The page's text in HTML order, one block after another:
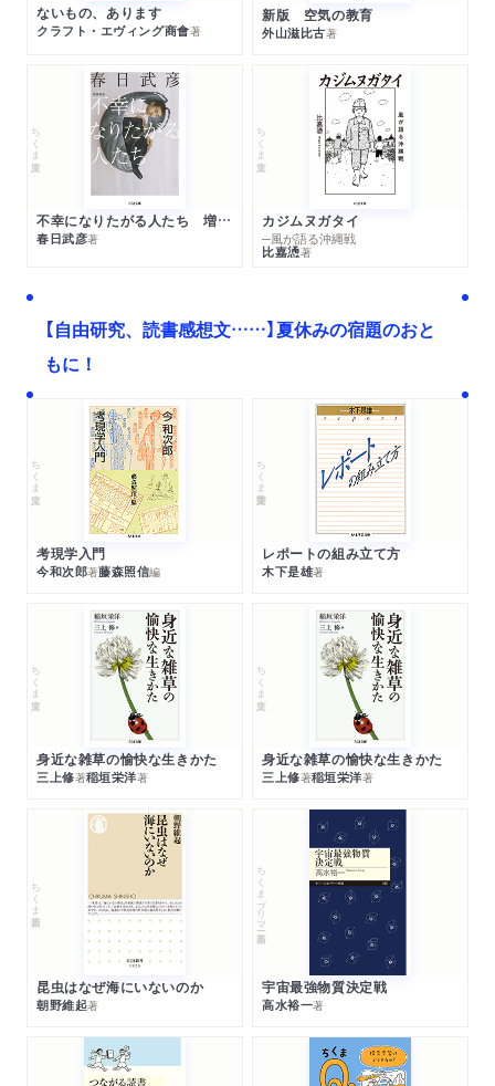
ないもの、あります
クラフト・エヴィング商會著
新版 空気の教育
外山滋比古著
ちくま文庫
不幸になりたがる人たち 増補新版
春日武彦著
ちくま文庫
カジムヌガタイ
─風が語る沖縄戦
比嘉慂著
【自由研究、読書感想文……】夏休みの宿題のおと
もに！
ちくま文庫
考現学入門
今和次郎著藤森照信編
ちくま学芸文庫
レポートの組み立て方
木下是雄著
ちくま文庫
身近な雑草の愉快な生きかた
三上修著稲垣栄洋著
ちくま文庫
身近な雑草の愉快な生きかた
三上修著稲垣栄洋著
ちくま新書
昆虫はなぜ海にいないのか
朝野維起著
ちくまプリマー新書
宇宙最強物質決定戦
高水裕一著